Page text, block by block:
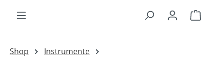
Shop
Instrumente